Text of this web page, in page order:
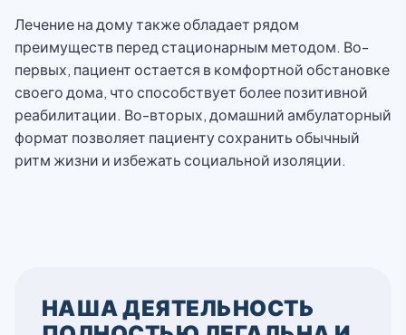
Лечение на дому также обладает рядом
преимуществ перед стационарным методом. Во-
первых, пациент остается в комфортной обстановке
своего дома, что способствует более позитивной
реабилитации. Во-вторых, домашний амбулаторный
формат позволяет пациенту сохранить обычный
ритм жизни и избежать социальной изоляции.
НАША ДЕЯТЕЛЬНОСТЬ